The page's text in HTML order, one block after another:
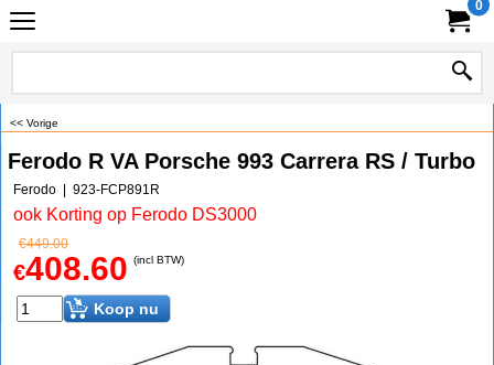
0
<< Vorige
Ferodo R VA Porsche 993 Carrera RS / Turbo
Ferodo 923-FCP891R
ook Korting op Ferodo DS3000
€449.00
€408.60 (incl BTW)
Koop nu